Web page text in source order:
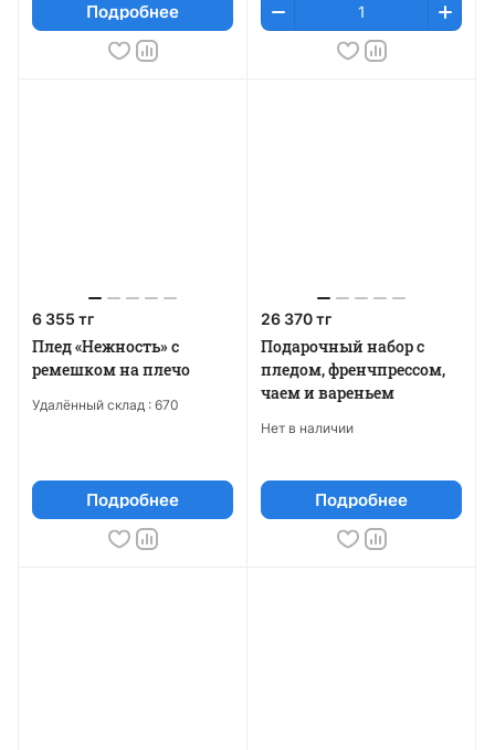
Подробнее
6 355 тг
Плед «Нежность» с
ремешком на плечо
Удалённый склад : 670
Подробнее
26 370 тг
Подарочный набор с
пледом, френчпрессом,
чаем и вареньем
Нет в наличии
Подробнее